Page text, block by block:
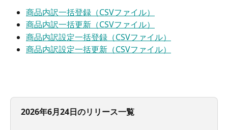
商品内訳一括登録（CSVファイル）
商品内訳一括更新（CSVファイル）
商品内訳設定一括登録（CSVファイル）
商品内訳設定一括更新（CSVファイル）
2026年6月24日のリリース一覧